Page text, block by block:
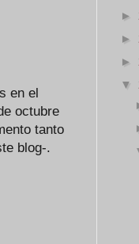
en el
octubre
tanto
blog-.
►
►
►
▼